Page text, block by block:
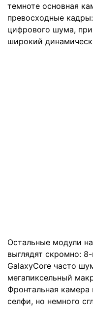
темноте основная
превосходные
цифрового шума,
широкий
Остальные модули
выглядят скромно:
GalaxyCore часто
мегапиксельный
Фронтальная
селфи, но немного